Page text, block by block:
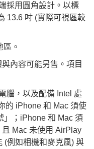
採用圓角設計。以標
13.6 吋 (實際可視區較
區。
內容可能另售。項目
腦，以及配備 Intel 處
的 iPhone 和 Mac 須使
」；iPhone 和 Mac 須
Mac 未使用 AirPlay
(例如相機和麥克風) 與